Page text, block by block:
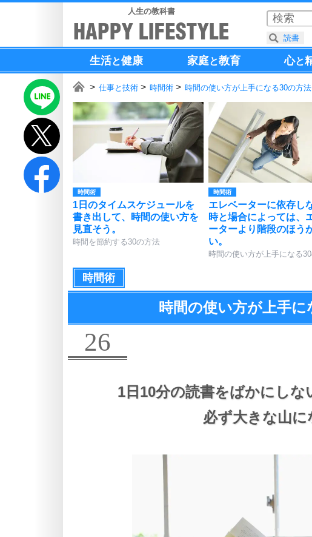
人生の教科書
生活と健康 家庭と教育 心と
仕事と技術 時間術 時間の使い方が上手になる30の方法
時間術
1日のタイムスケジュールを
書き出して、時間の使い方を
見直そう。
時間を節約する30の方法
時間術
エレベーターに依存し
時と場合によっては、
ーターより階段のほう
い。
時間の使い方が上手になる
時間術
時間の使い方が上手に
26
1日10分の読書をばかにしな
必ず大きな山に
読書